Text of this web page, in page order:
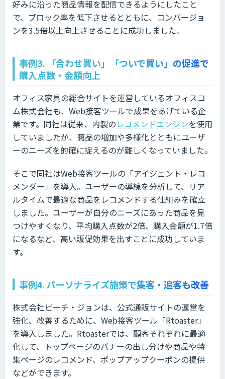
好みに沿った商品情報を配信できるようにしたこと
で、ブロック率を低下させるとともに、コンバージョ
ンを3.5倍以上向上させることに成功しました。
事例3. 「合わせ買い」「ついで買い」の促進で
購入点数・金額向上
オフィス家具の総合サイトを運営しているオフィスコ
ム株式会社も、Web接客ツールで成果をあげている企
業です。同社は従来、内製のレコメンドエンジンを使用
していましたが、商品の増加や多様化とともにユーザ
ーのニーズを的確に捉えるのが難しくなっていました。
そこで同社はWeb接客ツールの「アイジェント・レコ
メンダー」を導入。ユーザーの導線を分析して、リア
ルタイムで最適な商品をレコメンドする仕組みを確立
しました。ユーザーが自分のニーズにあった商品を見
つけやすくなり、平均購入点数が2倍、購入金額が1.7倍
になるなど、高い販促効果を出すことに成功していま
す。
事例4. パーソナライズ施策で集客・追客も改善
株式会社ピーチ・ジョンは、公式通販サイトの運営を
強化、改善するために、Web接客ツール「Rtoaster」
を導入しました。Rtoasterでは、顧客それぞれに最適
化して、トップページのバナーの出し分けや商品や特
集ページのレコメンド、ポップアップクーポンの提供
などができます。